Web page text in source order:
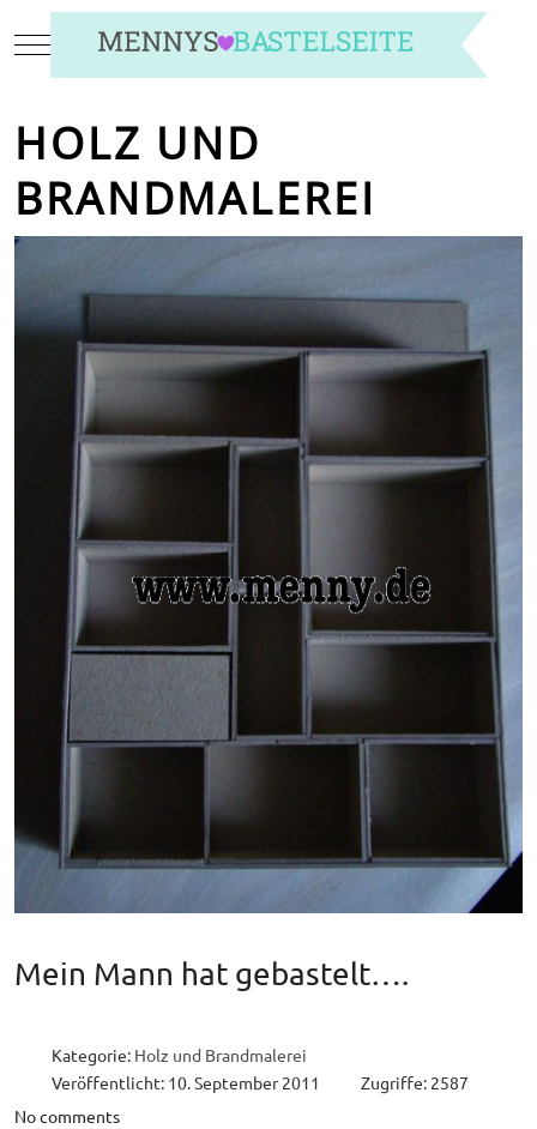
Mobile Menu Toggle
HOLZ UND
BRANDMALEREI
Mein Mann hat gebastelt….
Kategorie: Holz und Brandmalerei
Veröffentlicht: 10. September 2011
Zugriffe: 2587
No comments